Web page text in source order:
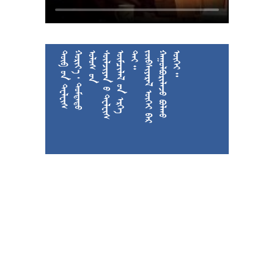

































































  






































 